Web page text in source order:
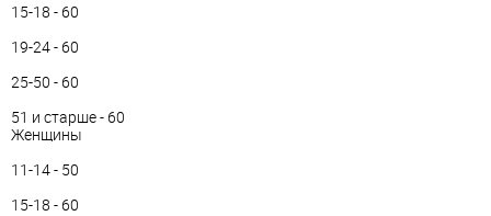
15-18 - 60
19-24 - 60
25-50 - 60
51 и старше - 60
Женщины
11-14 - 50
15-18 - 60